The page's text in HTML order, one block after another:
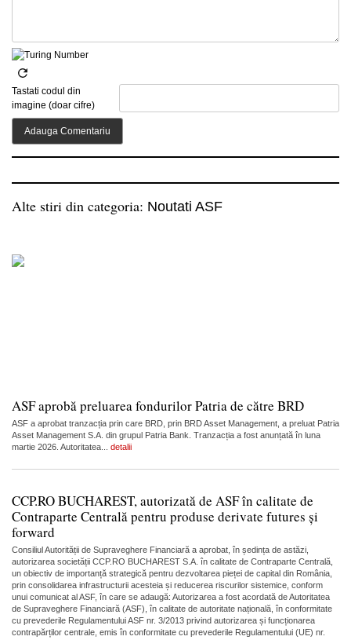
Tastati codul din
imagine (doar cifre)
Alte stiri din categoria: Noutati ASF
ASF aprobă preluarea fondurilor Patria de către BRD
ASF a aprobat tranzacția prin care BRD, prin BRD Asset Management, a preluat Patria
Asset Management S.A. din grupul Patria Bank. Tranzacția a fost anunțată în luna
martie 2026. Autoritatea... detalii
CCP.RO BUCHAREST, autorizată de ASF în calitate de
Contraparte Centrală pentru produse derivate futures și
forward
Consiliul Autorității de Supraveghere Financiară a aprobat, în ședința de astăzi,
autorizarea societății CCP.RO BUCHAREST S.A. în calitate de Contraparte Centrală,
un obiectiv de importanță strategică pentru dezvoltarea pieței de capital din România,
prin consolidarea infrastructurii acesteia și reducerea riscurilor sistemice, conform
unui comunicat al ASF, în care se adaugă: Autorizarea a fost acordată de Autoritatea
de Supraveghere Financiară (ASF), în calitate de autoritate națională, în conformitate
cu prevederile Regulamentului ASF nr. 3/2013 privind autorizarea și funcționarea
contrapărților centrale, emis în conformitate cu prevederile Regulamentului (UE) nr.